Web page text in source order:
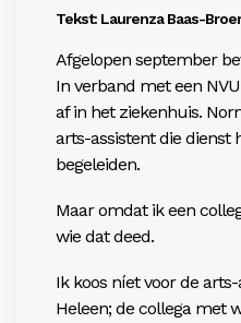
Tekst: Laurenza Baas-
Afgelopen september
In verband met een
af in het ziekenhuis.
arts-assistent die dienst
begeleiden.
Maar omdat ik een
wie dat deed.
Ik koos níet voor de
Heleen; de collega met